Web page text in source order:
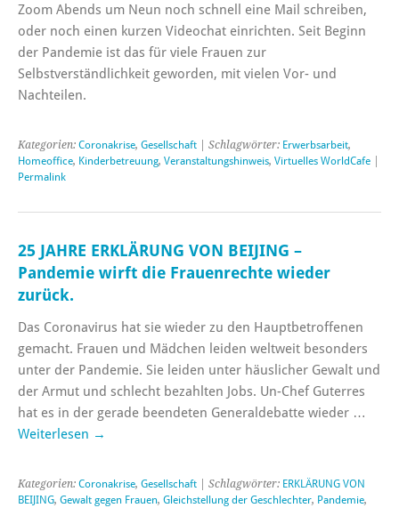
Zoom Abends um Neun noch schnell eine Mail schreiben,
oder noch einen kurzen Videochat einrichten. Seit Beginn
der Pandemie ist das für viele Frauen zur
Selbstverständlichkeit geworden, mit vielen Vor- und
Nachteilen.
Kategorien: Coronakrise, Gesellschaft | Schlagwörter: Erwerbsarbeit,
Homeoffice, Kinderbetreuung, Veranstaltungshinweis, Virtuelles WorldCafe
Permalink
25 JAHRE ERKLÄRUNG VON BEIJING –
Pandemie wirft die Frauenrechte wieder
zurück.
Das Coronavirus hat sie wieder zu den Hauptbetroffenen
gemacht. Frauen und Mädchen leiden weltweit besonders
unter der Pandemie. Sie leiden unter häuslicher Gewalt und
der Armut und schlecht bezahlten Jobs. Un-Chef Guterres
hat es in der gerade beendeten Generaldebatte wieder …
Weiterlesen →
Kategorien: Coronakrise, Gesellschaft | Schlagwörter: ERKLÄRUNG VON
BEIJING, Gewalt gegen Frauen, Gleichstellung der Geschlechter, Pandemie,